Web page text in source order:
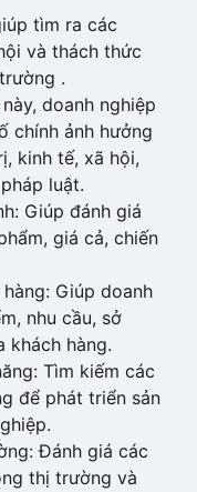
tìm ra các
và thách thức
.
doanh nghiệp
chính ảnh hưởng
kinh tế, xã hội,
luật.
Giúp đánh giá
giá cả, chiến
Giúp doanh
nhu cầu, sở
khách hàng.
Tìm kiếm các
để phát triển sản
Đánh giá các
thị trường và